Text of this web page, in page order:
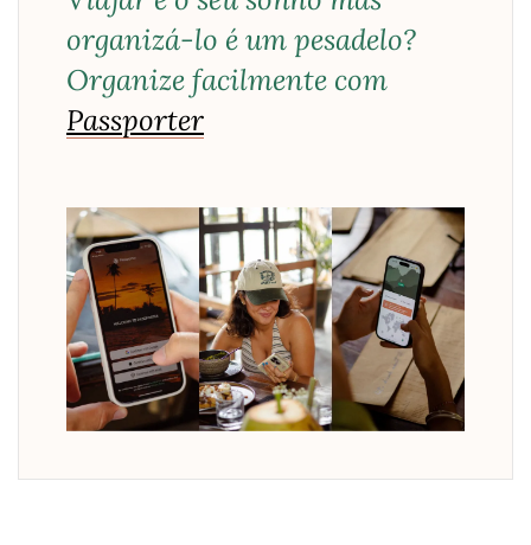
organizá-lo é um pesadelo?
Organize facilmente com
Passporter